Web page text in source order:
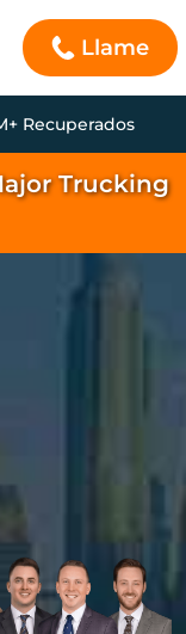
Llame
Recuperados
Trucking